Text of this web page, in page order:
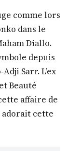
comme lors
dans le
Diallo.
depuis
Sarr. L’ex
Beauté
affaire de
cette